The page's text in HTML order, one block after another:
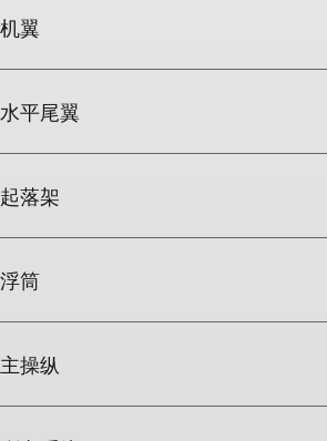
机翼
水平尾翼
起落架
浮筒
主操纵